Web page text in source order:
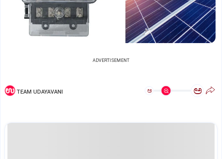
ADVERTISEMENT
TEAM UDAYAVANI ಅ ಅ